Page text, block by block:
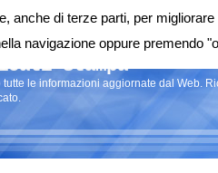
stampa
tutte le informazioni aggiornate dal Web.
anche di terze parti, per
navigazione oppure premendo